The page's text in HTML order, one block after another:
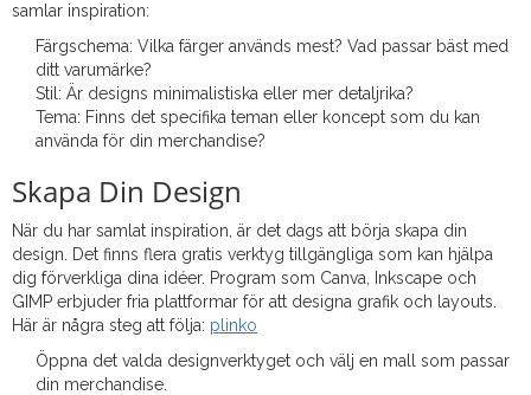
samlar inspiration:
Färgschema: Vilka färger används mest? Vad passar bäst med
ditt varumärke?
Stil: Är designs minimalistiska eller mer detaljrika?
Tema: Finns det specifika teman eller koncept som du kan
använda för din merchandise?
Skapa Din Design
När du har samlat inspiration, är det dags att börja skapa din
design. Det finns flera gratis verktyg tillgängliga som kan hjälpa
dig förverkliga dina idéer. Program som Canva, Inkscape och
GIMP erbjuder fria plattformar för att designa grafik och layouts.
Här är några steg att följa: plinko
Öppna det valda designverktyget och välj en mall som passar
din merchandise.